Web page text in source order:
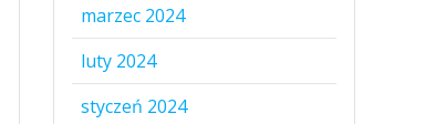
marzec 2024
luty 2024
styczeń 2024